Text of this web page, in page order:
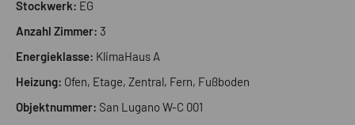
Stockwerk: EG
Anzahl Zimmer: 3
Energieklasse: KlimaHaus A
Heizung: Ofen, Etage, Zentral, Fern, Fußboden
Objektnummer: San Lugano W-C 001